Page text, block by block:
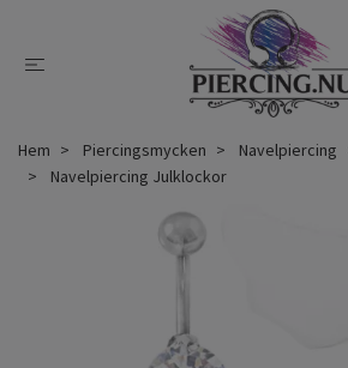
Hem Piercingsmycken Navelpiercing
Navelpiercing Julklockor